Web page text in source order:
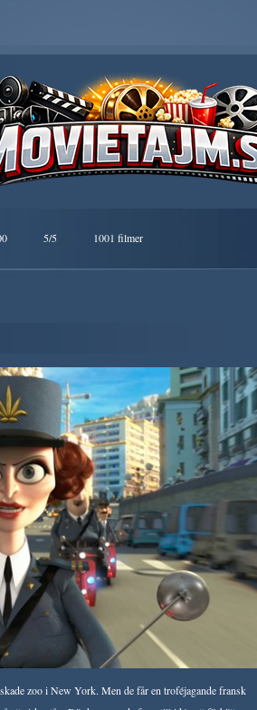
5/5 1001 filmer
zoo i New York. Men de får en troféjagande fransk